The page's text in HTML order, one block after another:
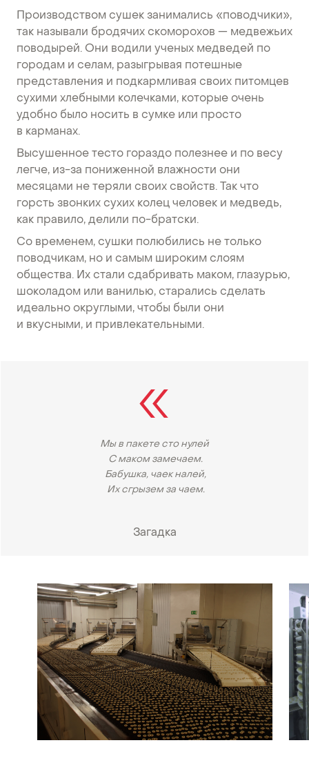
Производством сушек занимались «поводчики»,
так называли бродячих скоморохов — медвежьих
поводырей. Они водили ученых медведей по
городам и селам, разыгрывая потешные
представления и подкармливая своих питомцев
сухими хлебными колечками, которые очень
удобно было носить в сумке или просто
в карманах.
Высушенное тесто гораздо полезнее и по весу
легче, из-за пониженной влажности они
месяцами не теряли своих свойств. Так что
горсть звонких сухих колец человек и медведь,
как правило, делили по-братски.
Со временем, сушки полюбились не только
поводчикам, но и самым широким слоям
общества. Их стали сдабривать маком, глазурью,
шоколадом или ванилью, старались сделать
идеально округлыми, чтобы были они
и вкусными, и привлекательными.
Мы в пакете сто нулей
С маком замечаем.
Бабушка, чаек налей,
Их сгрызем за чаем.
Загадка